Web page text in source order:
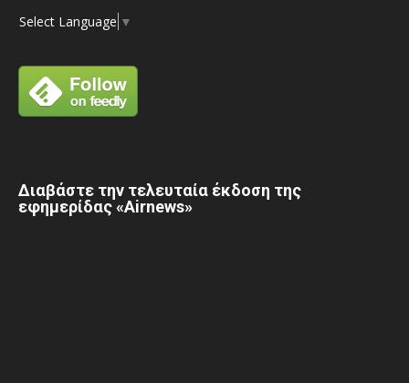
Select Language ▼
Διαβάστε την τελευταία έκδοση της
εφημερίδας «Airnews»